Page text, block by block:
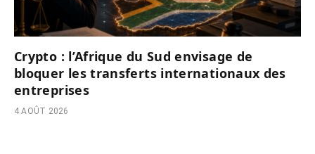
Crypto : l’Afrique du Sud envisage de
bloquer les transferts internationaux des
entreprises
4 AOÛT 2026